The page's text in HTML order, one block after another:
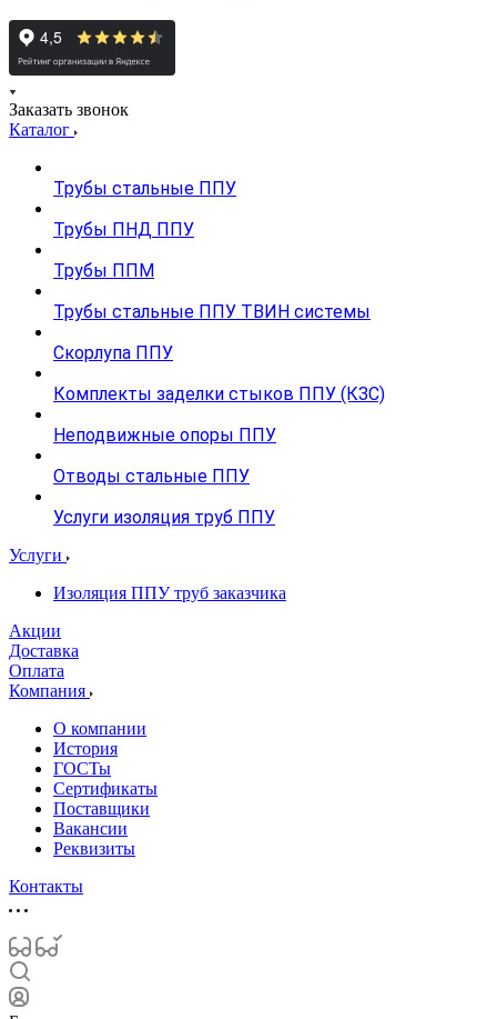
Заказать звонок
Каталог
Трубы стальные ППУ
Трубы ПНД ППУ
Трубы ППМ
Трубы стальные ППУ ТВИН системы
Скорлупа ППУ
Комплекты заделки стыков ППУ (КЗС)
Неподвижные опоры ППУ
Отводы стальные ППУ
Услуги изоляция труб ППУ
Услуги
Изоляция ППУ труб заказчика
Акции
Доставка
Оплата
Компания
О компании
История
ГОСТы
Сертификаты
Поставщики
Вакансии
Реквизиты
Контакты